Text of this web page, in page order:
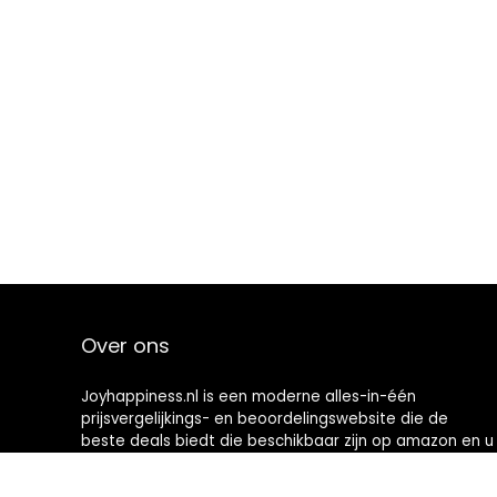
Over ons
Joyhappiness.nl is een moderne alles-in-één
prijsvergelijkings- en beoordelingswebsite die de
beste deals biedt die beschikbaar zijn op amazon en u